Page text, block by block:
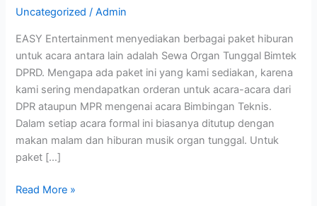
Uncategorized /Admin
EASY Entertainment menyediakan berbagai paket hiburan
untuk acara antara lain adalah Sewa Organ Tunggal Bimtek
DPRD. Mengapa ada paket ini yang kami sediakan, karena
kami sering mendapatkan orderan untuk acara-acara dari
DPR ataupun MPR mengenai acara Bimbingan Teknis.
Dalam setiap acara formal ini biasanya ditutup dengan
makan malam dan hiburan musik organ tunggal. Untuk
paket […]
Read More »